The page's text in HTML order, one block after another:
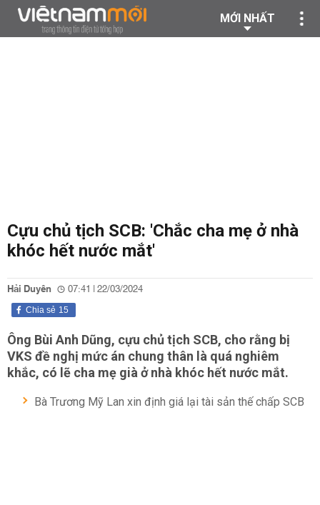
MỚI NHẤT
Cựu chủ tịch SCB: 'Chắc cha mẹ ở nhà
khóc hết nước mắt'
Hải Duyên 07:41 | 22/03/2024
15
Chia sẻ
Ông Bùi Anh Dũng, cựu chủ tịch SCB, cho rằng bị
VKS đề nghị mức án chung thân là quá nghiêm
khắc, có lẽ cha mẹ già ở nhà khóc hết nước mắt.
Bà Trương Mỹ Lan xin định giá lại tài sản thế chấp SCB